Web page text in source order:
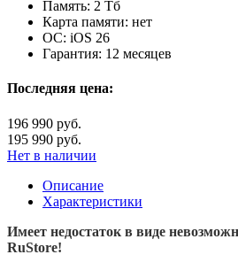
Память: 2 Тб
Карта памяти: нет
ОС: iOS 26
Гарантия: 12 месяцев
Последняя цена:
196 990 руб.
195 990 руб.
Нет в наличии
Описание
Характеристики
Имеет недостаток в виде
RuStore!